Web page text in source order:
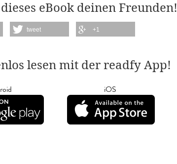
eBook deinen Freunden!
tweet +1
lesen mit der readfy App!
iOS